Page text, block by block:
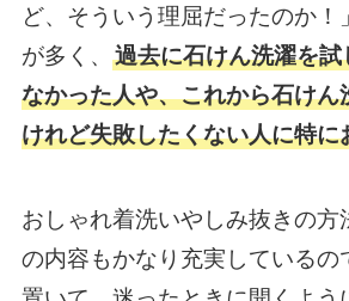
ど、そういう理屈だったのか！
が多く、 過去に石けん洗濯を
なかった人や、これから石けん
けれど失敗したくない人に特に
おしゃれ着洗いやしみ抜きの方
の内容もかなり充実しているの